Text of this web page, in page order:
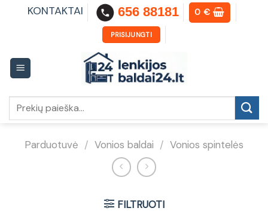
KONTAKTAI 656 88181 0€
PRISIJUNGTI
Parduotuvė / Vonios baldai / Vonios spintelės
FILTRUOTI